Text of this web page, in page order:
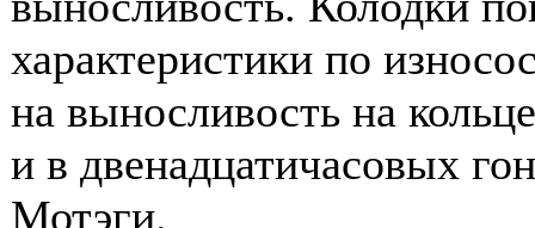
характеристики по
на выносливость на
и в двенадцатичасовых
Мотэги.